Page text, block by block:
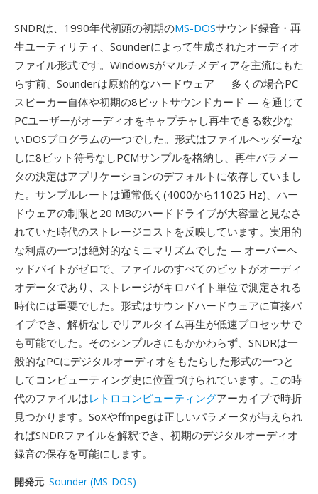
SNDRは、1990年代初頭の初期のMS-DOSサウンド録音・再
生ユーティリティ、Sounderによって生成されたオーディオ
ファイル形式です。Windowsがマルチメディアを主流にもた
らす前、Sounderは原始的なハードウェア — 多くの場合PC
スピーカー自体や初期の8ビットサウンドカード — を通じて
PCユーザーがオーディオをキャプチャし再生できる数少な
いDOSプログラムの一つでした。形式はファイルヘッダーな
しに8ビット符号なしPCMサンプルを格納し、再生パラメー
タの決定はアプリケーションのデフォルトに依存していまし
た。サンプルレートは通常低く(4000から11025 Hz)、ハー
ドウェアの制限と20 MBのハードドライブが大容量と見なさ
れていた時代のストレージコストを反映しています。実用的
な利点の一つは絶対的なミニマリズムでした — オーバーヘ
ッドバイトがゼロで、ファイルのすべてのビットがオーディ
オデータであり、ストレージがキロバイト単位で測定される
時代には重要でした。形式はサウンドハードウェアに直接パ
イプでき、解析なしでリアルタイム再生が低速プロセッサで
も可能でした。そのシンプルさにもかかわらず、SNDRは一
般的なPCにデジタルオーディオをもたらした形式の一つと
してコンピューティング史に位置づけられています。この時
代のファイルはレトロコンピューティングアーカイブで時折
見つかります。SoXやffmpegは正しいパラメータが与えられ
ればSNDRファイルを解釈でき、初期のデジタルオーディオ
録音の保存を可能にします。
開発元: Sounder (MS-DOS)